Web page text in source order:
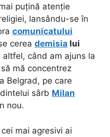
puțină atenție
lansându-se în
comunicatului
cerea demisia lui
altfel, când am ajuns la
mă concentrez
Belgrad, pe care
sârb Milan
nou.
cei mai agresivi ai